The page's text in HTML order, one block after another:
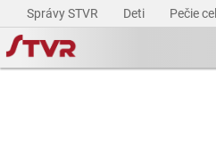
Správy STVR Deti Pečie